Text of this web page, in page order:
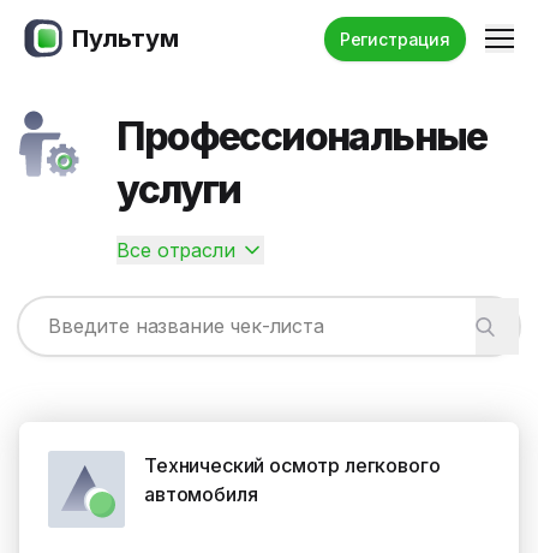
Пультум Регистрация
Профессиональные
услуги
Все отрасли
Технический осмотр легкового
автомобиля